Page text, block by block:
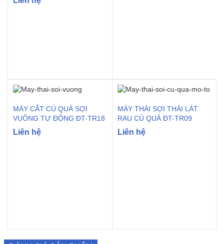
MÁY CẮT CỦ QUẢ SỢI
VUÔNG TỰ ĐỘNG ĐT-TR18
Liên hệ
MÁY THÁI SỢI THÁI LÁT
RAU CỦ QUẢ ĐT-TR09
Liên hệ